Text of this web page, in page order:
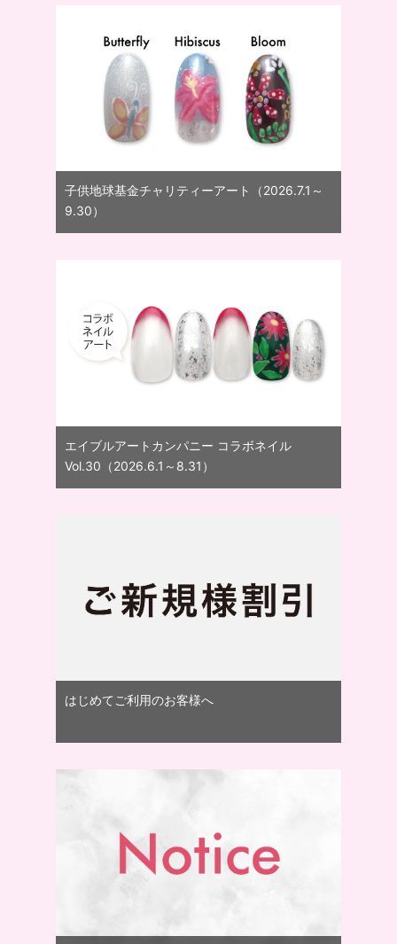
子供地球基金チャリティーアート（2026.7.1～
9.30）
エイブルアートカンパニー コラボネイル
Vol.30（2026.6.1～8.31）
はじめてご利用のお客様へ